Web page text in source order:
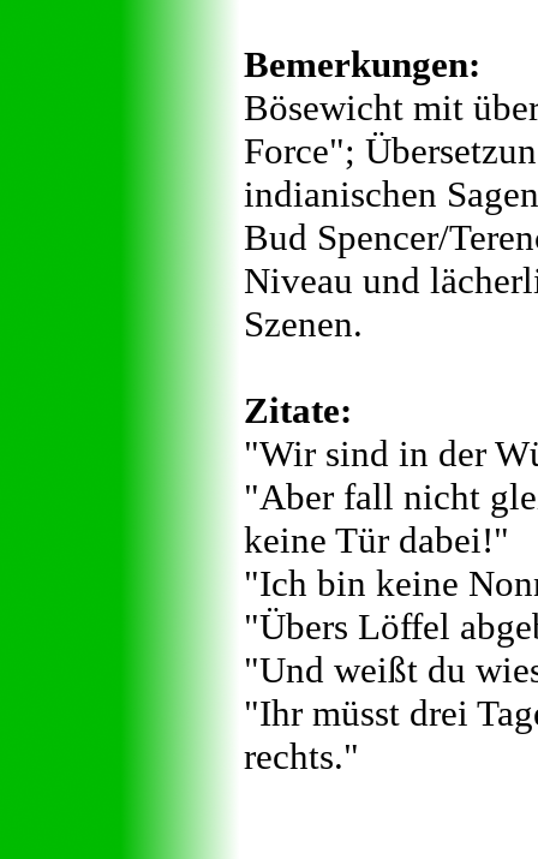
Bemerkungen:
Bösewicht mit
Force";
indianischen
Bud Spencer/
Niveau und
Szenen.
Zitate:
"Wir sind in der
"Aber fall nicht
keine Tür dabei!"
"Ich bin keine
"Übers Löffel
"Und weißt du
"Ihr müsst drei
rechts."